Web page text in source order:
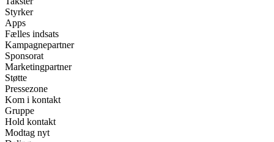
Styrker
Apps
Fælles indsats
Kampagnepartner
Sponsorat
Marketingpartner
Støtte
Pressezone
Kom i kontakt
Gruppe
Hold kontakt
Modtag nyt